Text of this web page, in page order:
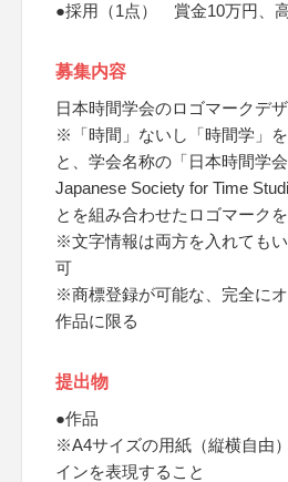
●採用（1点） 賞金10万円、
募集内容
日本時間学会のロゴマークデ
※「時間」ないし「時間学」
と、学会名称の「日本時間学
Japanese Society for Time
とを組み合わせたロゴマーク
※文字情報は両方を入れても
可
※商標登録が可能な、完全に
作品に限る
提出物
●作品
※A4サイズの用紙（縦横自由
インを表現すること